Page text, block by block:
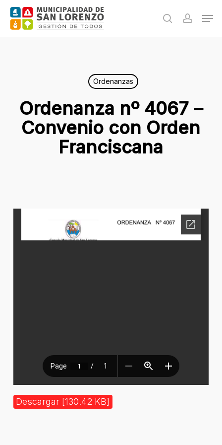
Skip
search
Ordenanzas
Ordenanza nº 4067 –
Convenio con Orden
Franciscana
Descargar [130.42 KB]